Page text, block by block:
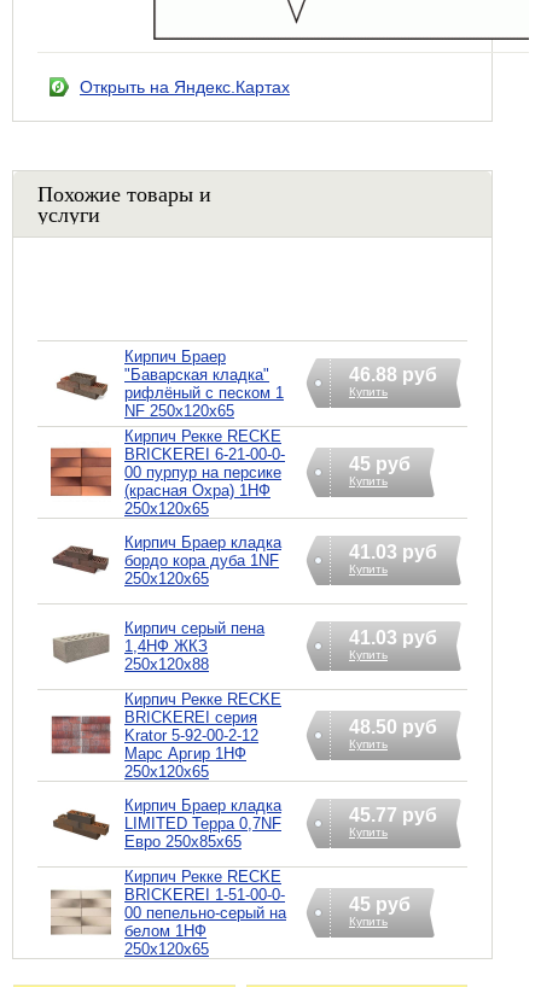
Открыть на Яндекс.Картах
Похожие товары и
услуги
Кирпич Браер
"Баварская кладка"
рифлёный с песком 1
NF 250х120х65
46.88 руб
Купить
Кирпич Рекке RECKE
BRICKEREI 6-21-00-0-
00 пурпур на персике
(красная Охра) 1НФ
250х120х65
45 руб
Купить
Кирпич Браер кладка
бордо кора дуба 1NF
250х120х65
41.03 руб
Купить
Кирпич серый пена
1,4НФ ЖКЗ
250х120х88
41.03 руб
Купить
Кирпич Рекке RECKE
BRICKEREI серия
Krator 5-92-00-2-12
Марс Аргир 1НФ
250х120х65
48.50 руб
Купить
Кирпич Браер кладка
LIMITED Терра 0,7NF
Евро 250х85х65
45.77 руб
Купить
Кирпич Рекке RECKE
BRICKEREI 1-51-00-0-
00 пепельно-серый на
белом 1НФ
250х120х65
45 руб
Купить